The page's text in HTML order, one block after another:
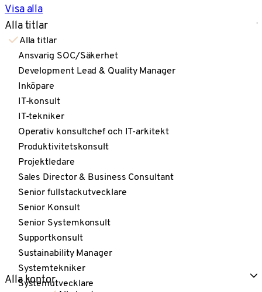
Visa alla
Alla titlar
Alla titlar
Ansvarig SOC/Säkerhet
Development Lead & Quality Manager
Inköpare
IT-konsult
IT-tekniker
Operativ konsultchef och IT-arkitekt
Produktivitetskonsult
Projektledare
Sales Director & Business Consultant
Senior fullstackutvecklare
Senior Konsult
Senior Systemkonsult
Supportkonsult
Sustainability Manager
Systemtekniker
Systemutvecklare
Alla kontor